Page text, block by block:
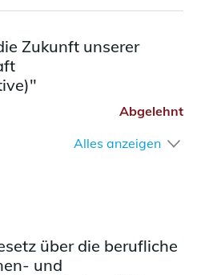
Zukunft unserer
Abgelehnt
Alles anzeigen
über die berufliche
und